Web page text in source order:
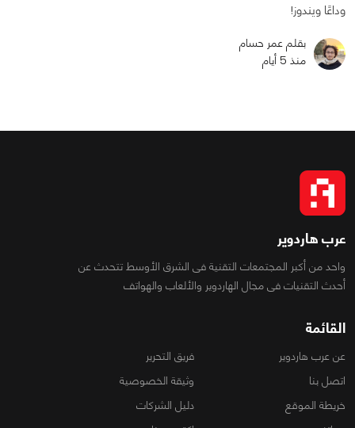
وداعًا ويندوز!
بقلم عمر حسام
منذ 5 أيام
عرب هاردوير
واحد من أكبر المجتمعات التقنية فى الشرق الأوسط تتحدث عن
أحدث التقنيات فى مجال الهاردوير والألعاب والهواتف
القائمة
عن عرب هاردوير
فريق التحرير
اتصل بنا
وثيقة الخصوصية
خريطة الموقع
دليل الشركات